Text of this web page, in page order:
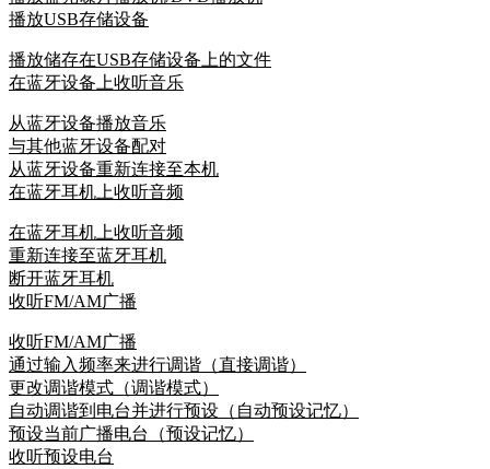
播放USB存储设备
播放储存在USB存储设备上的文件
在蓝牙设备上收听音乐
从蓝牙设备播放音乐
与其他蓝牙设备配对
从蓝牙设备重新连接至本机
在蓝牙耳机上收听音频
在蓝牙耳机上收听音频
重新连接至蓝牙耳机
断开蓝牙耳机
收听FM/AM广播
收听FM/AM广播
通过输入频率来进行调谐（直接调谐）
更改调谐模式（调谐模式）
自动调谐到电台并进行预设（自动预设记忆）
预设当前广播电台（预设记忆）
收听预设电台